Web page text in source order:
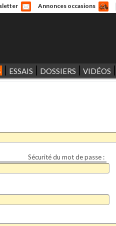
Annonces occasions
ESSAIS DOSSIERS VIDÉOS
Sécurité du mot de passe :